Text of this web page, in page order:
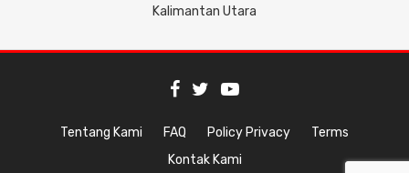
Kalimantan Utara
Tentang Kami FAQ Policy Privacy
Terms
Kontak Kami